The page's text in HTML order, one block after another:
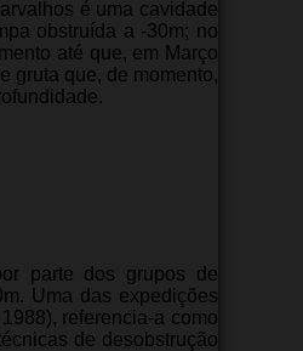
é uma cavidade
obstruída a ‑30m; no
até que, em Março
gruta que, de momento,
parte dos grupos de
Uma das expedições
referencia-a como
de desobstrução